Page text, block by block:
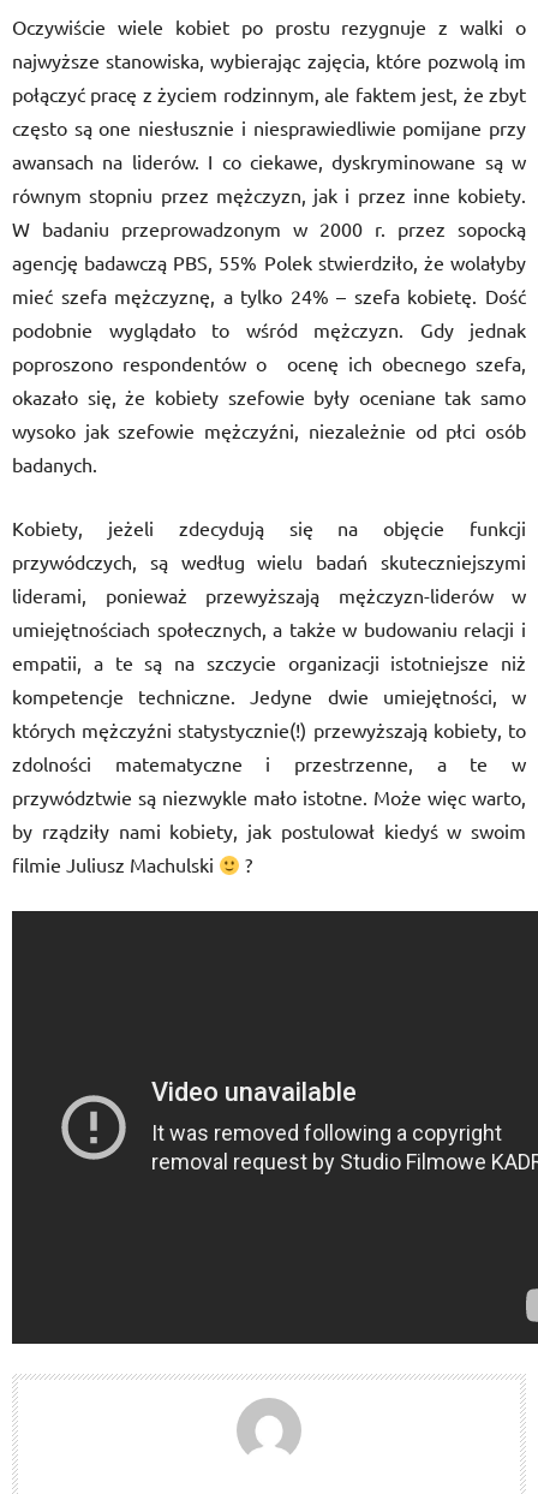
Oczywiście wiele kobiet po prostu rezygnuje z walki o
najwyższe stanowiska, wybierając zajęcia, które pozwolą im
połączyć pracę z życiem rodzinnym, ale faktem jest, że zbyt
często są one niesłusznie i niesprawiedliwie pomijane przy
awansach na liderów. I co ciekawe, dyskryminowane są w
równym stopniu przez mężczyzn, jak i przez inne kobiety.
W badaniu przeprowadzonym w 2000 r. przez sopocką
agencję badawczą PBS, 55% Polek stwierdziło, że wolałyby
mieć szefa mężczyznę, a tylko 24% – szefa kobietę. Dość
podobnie wyglądało to wśród mężczyzn. Gdy jednak
poproszono respondentów o ocenę ich obecnego szefa,
okazało się, że kobiety szefowie były oceniane tak samo
wysoko jak szefowie mężczyźni, niezależnie od płci osób
badanych.
Kobiety, jeżeli zdecydują się na objęcie funkcji
przywódczych, są według wielu badań skuteczniejszymi
liderami, ponieważ przewyższają mężczyzn-liderów w
umiejętnościach społecznych, a także w budowaniu relacji i
empatii, a te są na szczycie organizacji istotniejsze niż
kompetencje techniczne. Jedyne dwie umiejętności, w
których mężczyźni statystycznie(!) przewyższają kobiety, to
zdolności matematyczne i przestrzenne, a te w
przywództwie są niezwykle mało istotne. Może więc warto,
by rządziły nami kobiety, jak postulował kiedyś w swoim
filmie Juliusz Machulski
?